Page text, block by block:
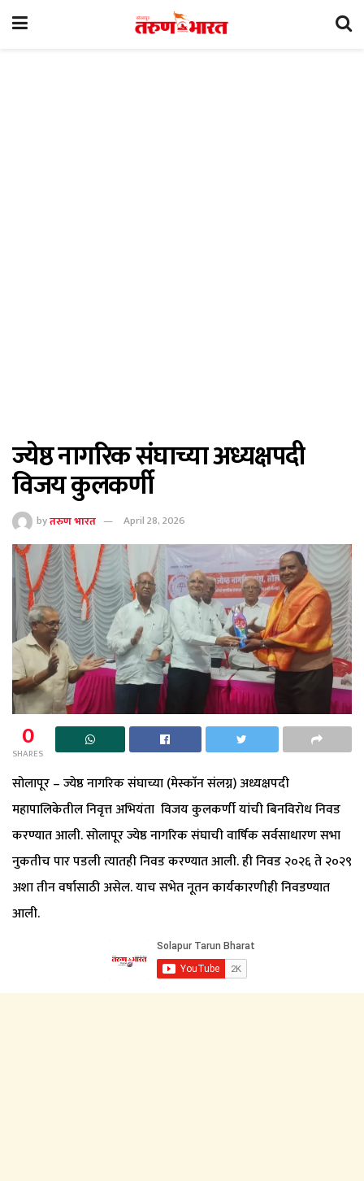
ज्येष्ठ नागरिक संघाच्या अध्यक्षपदी
विजय कुलकर्णी
byतरुण भारत April 28, 2026
0
SHARES
सोलापूर – ज्येष्ठ नागरिक संघाच्या (मेस्काॅन संलग्न) अध्यक्षपदी
महापालिकेतील निवृत्त अभियंता विजय कुलकर्णी यांची बिनविरोध निवड
करण्यात आली. सोलापूर ज्येष्ठ नागरिक संघाची वार्षिक सर्वसाधारण सभा
नुकतीच पार पडली त्यातही निवड करण्यात आली. ही निवड २०२६ ते २०२९
अशा तीन वर्षासाठी असेल. याच सभेत नूतन कार्यकारणीही निवडण्यात
आली.